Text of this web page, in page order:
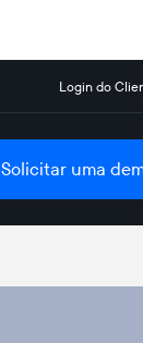
Login do
Solicitar uma